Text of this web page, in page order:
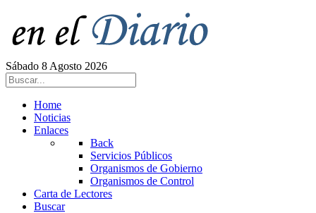
Sábado 8 Agosto 2026
Home
Noticias
Enlaces
Back
Servicios Públicos
Organismos de Gobierno
Organismos de Control
Carta de Lectores
Buscar